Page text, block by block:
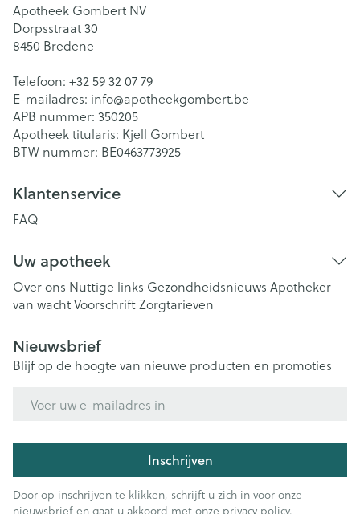
Apotheek Gombert NV
Dorpsstraat 30
8450 Bredene
Telefoon: +32 59 32 07 79
E-mailadres: info@apotheekgombert.be
APB nummer: 350205
Apotheek titularis: Kjell Gombert
BTW nummer: BE0463773925
Klantenservice
FAQ
Uw apotheek
Over ons Nuttige links Gezondheidsnieuws Apotheker
van wachtVoorschriftZorgtarieven
Nieuwsbrief
Blijf op de hoogte van nieuwe producten en promoties
Inschrijven
Door op inschrijven te klikken, schrijft u zich in voor onze
nieuwsbrief en gaat u akkoord met onze privacy policy.